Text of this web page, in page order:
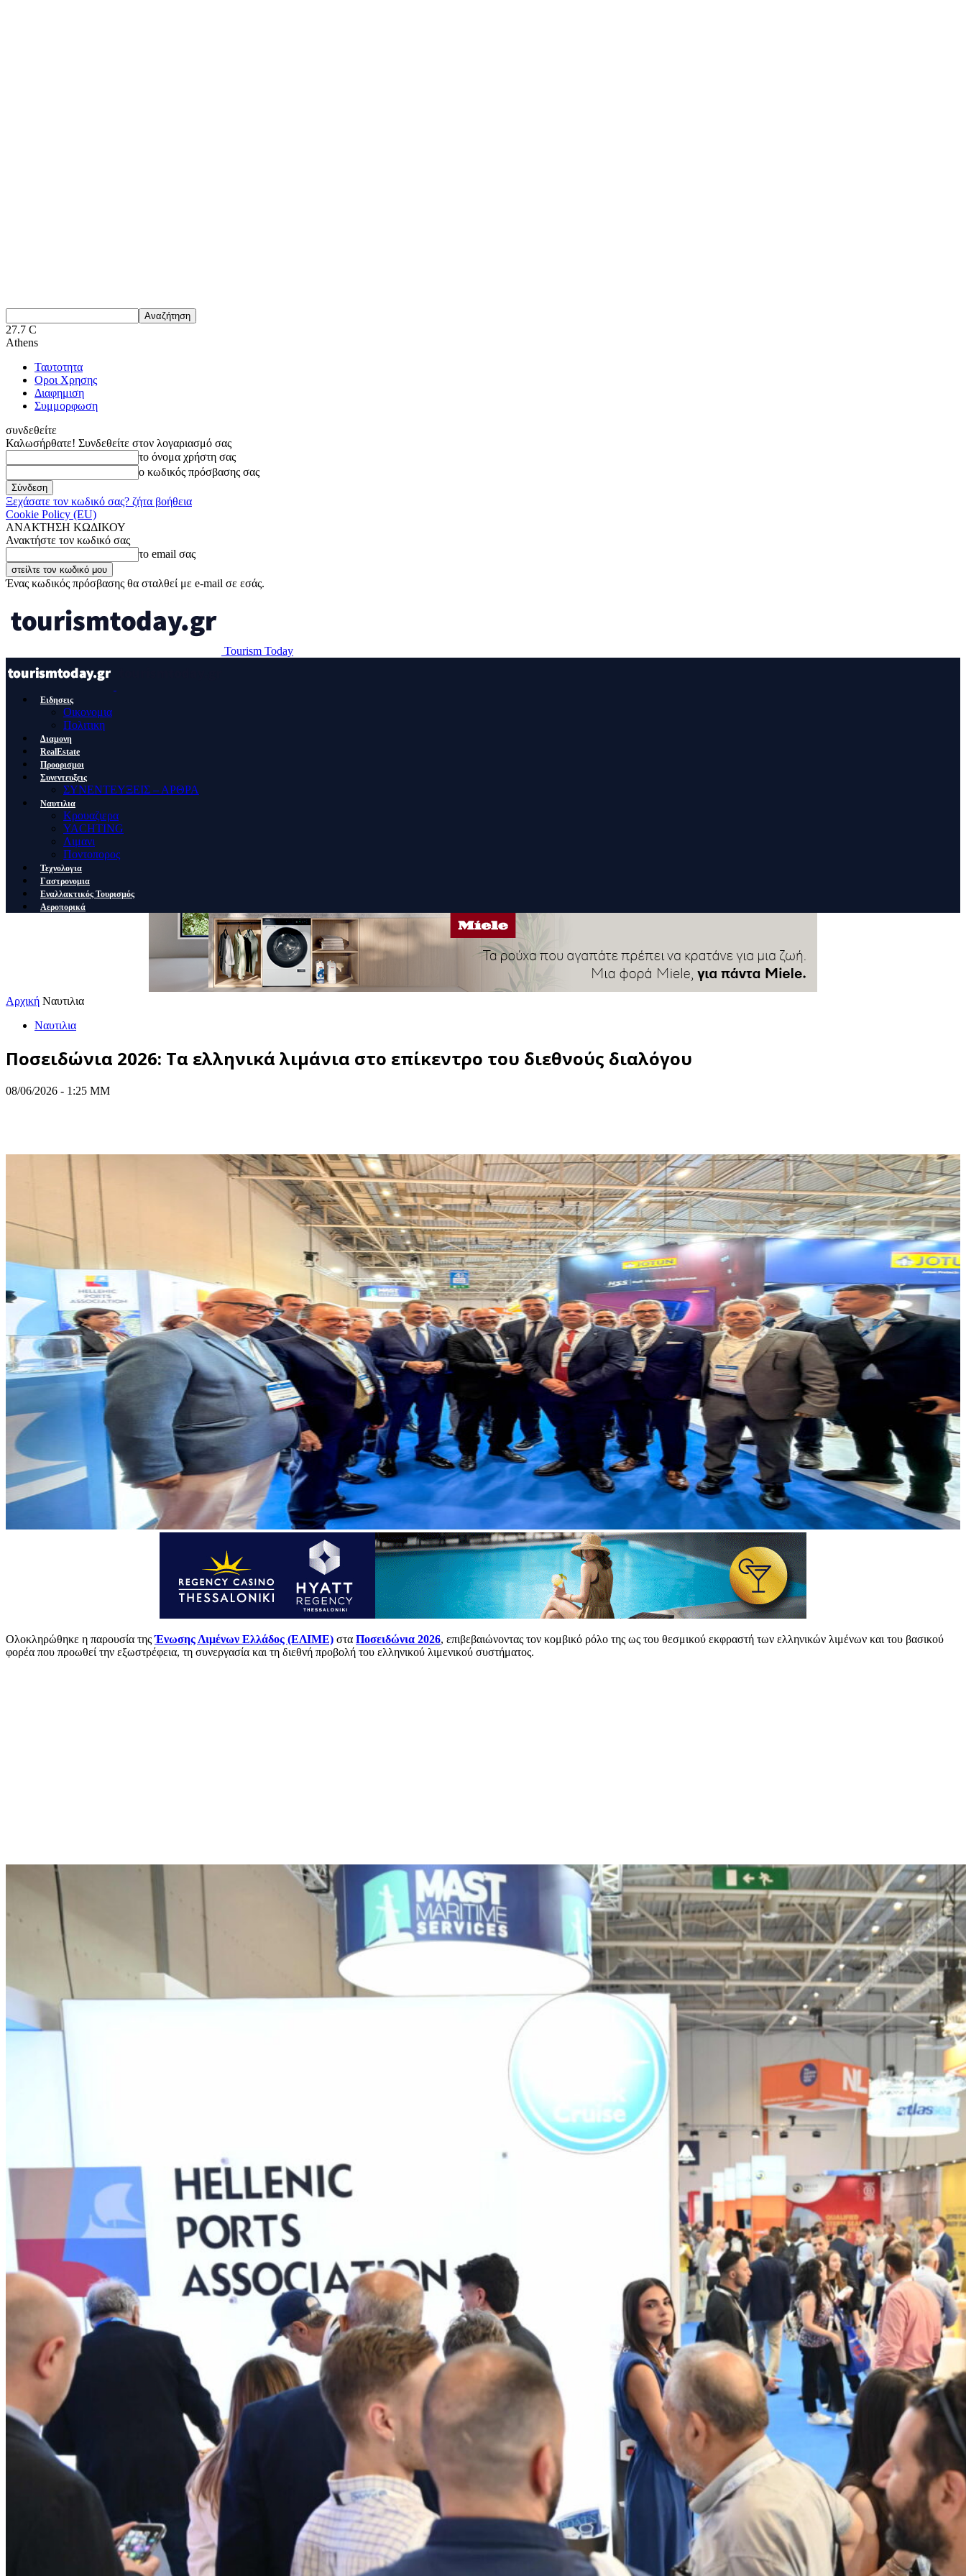
27.7 C
Athens
Ταυτοτητα
Οροι Χρησης
Διαφημιση
Συμμορφωση
συνδεθείτε
Καλωσήρθατε! Συνδεθείτε στον λογαριασμό σας
το όνομα χρήστη σας
ο κωδικός πρόσβασης σας
Ξεχάσατε τον κωδικό σας? ζήτα βοήθεια
Cookie Policy (EU)
ΑΝΑΚΤΗΣΗ ΚΩΔΙΚΟΥ
Ανακτήστε τον κωδικό σας
το email σας
Ένας κωδικός πρόσβασης θα σταλθεί με e-mail σε εσάς.
Tourism Today
Ειδησεις
Οικονομια
Πολιτικη
Διαμονη
RealEstate
Προορισμοι
Συνεντευξεις
ΣΥΝΕΝΤΕΥΞΕΙΣ – ΑΡΘΡΑ
Ναυτιλια
Κρουαζιερα
YACHTING
Λιμανι
Ποντοπορος
Τεχνολογια
Γαστρονομια
Εναλλακτικός Τουρισμός
Αεροπορικά
Αρχική Ναυτιλια
Ναυτιλια
Ποσειδώνια 2026: Τα ελληνικά λιμάνια στο επίκεντρο του διεθνούς διαλόγου
08/06/2026 - 1:25 ΜΜ
Ολοκληρώθηκε η παρουσία τηςΈνωσης Λιμένων Ελλάδος (ΕΛΙΜΕ) στα Ποσειδώνια 2026, επιβεβαιώνοντας τον κομβικό ρόλο της ως του θεσμικού εκφραστή των ελληνικών λιμένων και του βασικού
φορέα που προωθεί την εξωστρέφεια, τη συνεργασία και τη διεθνή προβολή του ελληνικού λιμενικού συστήματος.